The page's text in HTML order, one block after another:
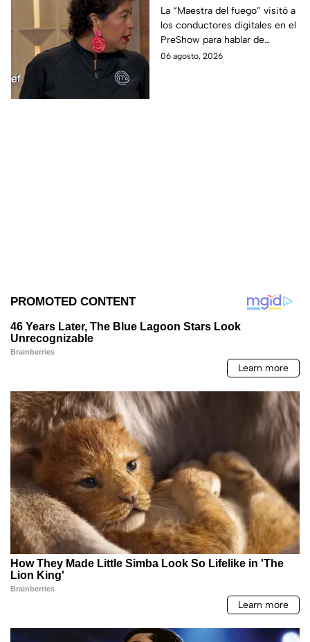
opina sobre la decisión
de Ramahá de subir a
Daniela al balcón de
MasterChef 24/7
La “Maestra del fuego” visitó a
los conductores digitales en el
PreShow para hablar de
algunos de los sucesos más
06 agosto, 2026